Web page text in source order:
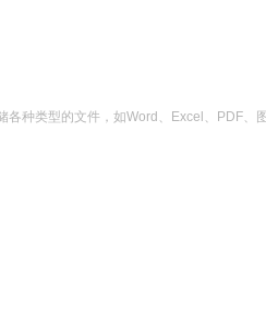
种类型的文件，如Word、Excel、PDF